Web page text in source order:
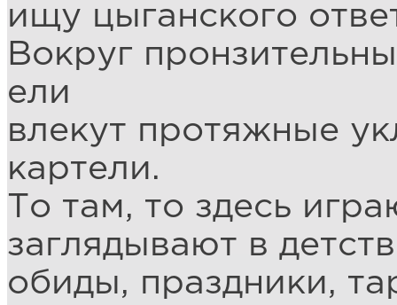
ищу цыганского
Вокруг
ели
влекут протяжные
картели.
То там, то здесь
заглядывают в
обиды, праздники,